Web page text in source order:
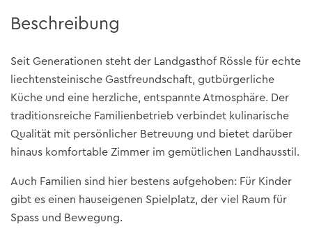
Beschreibung
Seit Generationen steht der Landgasthof Rössle für echte
liechtensteinische Gastfreundschaft, gutbürgerliche
Küche und eine herzliche, entspannte Atmosphäre. Der
traditionsreiche Familienbetrieb verbindet kulinarische
Qualität mit persönlicher Betreuung und bietet darüber
hinaus komfortable Zimmer im gemütlichen Landhausstil.
Auch Familien sind hier bestens aufgehoben: Für Kinder
gibt es einen hauseigenen Spielplatz, der viel Raum für
Spass und Bewegung.